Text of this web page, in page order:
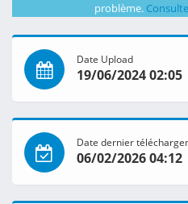
problème.
Date Upload
19/06/2024 02:05
Date dernier
06/02/2026 04:12